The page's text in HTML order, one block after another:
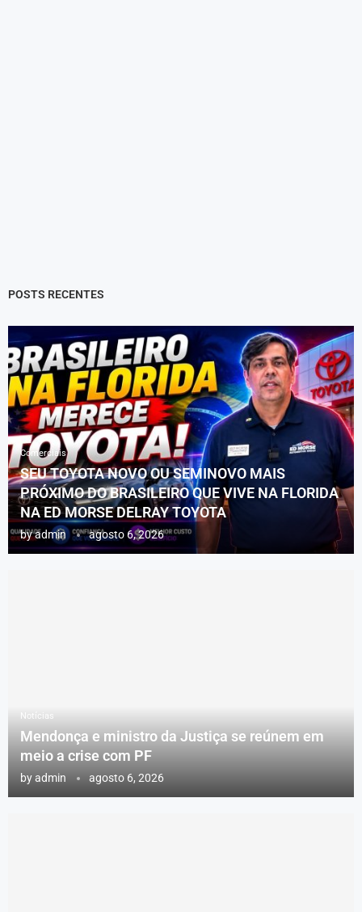
POSTS RECENTES
Comerciais
SEU TOYOTA NOVO OU SEMINOVO MAIS
PRÓXIMO DO BRASILEIRO QUE VIVE NA FLORIDA
NA ED MORSE DELRAY TOYOTA
byadmin agosto 6, 2026
Notícias
Mendonça e ministro da Justiça se reúnem em
meio a crise com PF
byadmin agosto 6, 2026